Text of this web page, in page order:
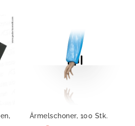
Ärmelschoner, 100 Stk.